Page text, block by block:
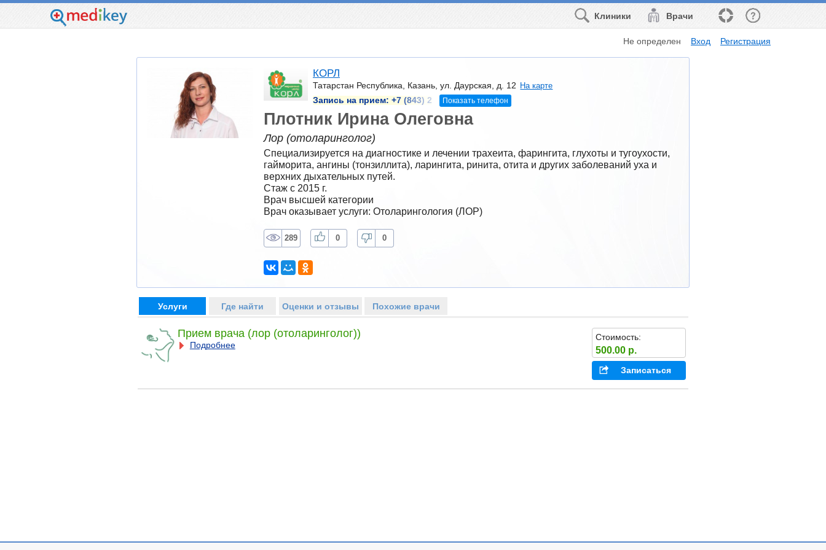
Врачи
Клиники
Не определен Вход Регистрация
КОРЛ
Татарстан Республика, Казань, ул. Даурская, д. 12 На карте
Запись на прием: +7 (843) 2 Показать телефон
Плотник Ирина Олеговна
Лор (отоларинголог)
Специализируется на диагностике и лечении трахеита, фарингита, глухоты и тугоухости,
гайморита, ангины (тонзиллита), ларингита, ринита, отита и других заболеваний уха и
верхних дыхательных путей.
Стаж с 2015 г.
Врач высшей категории
Врач оказывает услуги: Отоларингология (ЛОР)
289 0 0
Услуги Где найти Оценки и отзывы Похожие врачи
Прием врача (лор (отоларинголог))
Подробнее
Стоимость:
500.00 р.
Записаться